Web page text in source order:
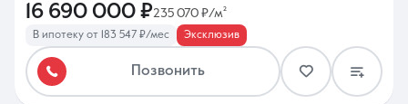
16 690 000 ₽235 070 ₽/м²
В ипотеку от 183 547 ₽/мес Эксклюзив
Позвонить